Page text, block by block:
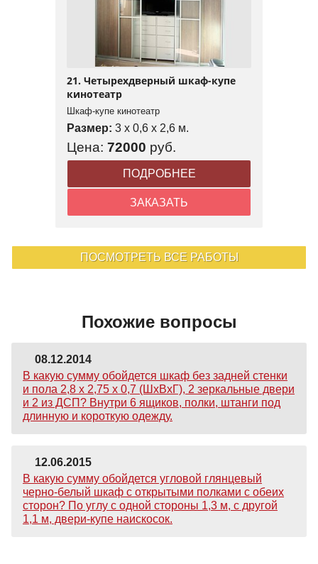
21. Четырехдверный шкаф-купе
кинотеатр
Шкаф-купе кинотеатр
Размер: 3 x 0,6 x 2,6 м.
Цена: 72000 руб.
ПОДРОБНЕЕ
ЗАКАЗАТЬ
ПОСМОТРЕТЬ ВСЕ РАБОТЫ
Похожие вопросы
08.12.2014
В какую сумму обойдется шкаф без задней стенки
и пола 2,8 х 2,75 х 0,7 (ШхВхГ), 2 зеркальные двери
и 2 из ДСП? Внутри 6 ящиков, полки, штанги под
длинную и короткую одежду.
12.06.2015
В какую сумму обойдется угловой глянцевый
черно-белый шкаф с открытыми полками с обеих
сторон? По углу с одной стороны 1,3 м, с другой
1,1 м, двери-купе наискосок.